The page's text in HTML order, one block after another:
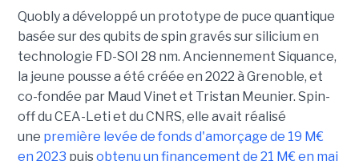
Quobly a développé un prototype de puce quantique
basée sur des qubits de spin gravés sur silicium en
technologie FD-SOI 28 nm. Anciennement Siquance,
la jeune pousse a été créée en 2022 à Grenoble, et
co-fondée par Maud Vinet et Tristan Meunier. Spin-
off du CEA-Leti et du CNRS, elle avait réalisé
une première levée de fonds d'amorçage de 19 M€
en 2023 puisobtenu un financement de 21 M€ en mai